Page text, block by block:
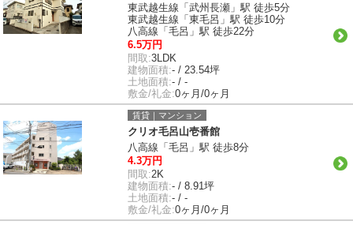
東武越生線「武州長瀬」駅 徒歩5分
東武越生線「東毛呂」駅 徒歩10分
八高線「毛呂」駅 徒歩22分
6.5万円
間取:3LDK
建物面積:- / 23.54坪
土地面積:- / -
敷金/礼金:0ヶ月/0ヶ月
賃貸｜マンション
クリオ毛呂山壱番館
八高線「毛呂」駅 徒歩8分
4.3万円
間取:2K
建物面積:- / 8.91坪
土地面積:- / -
敷金/礼金:0ヶ月/0ヶ月